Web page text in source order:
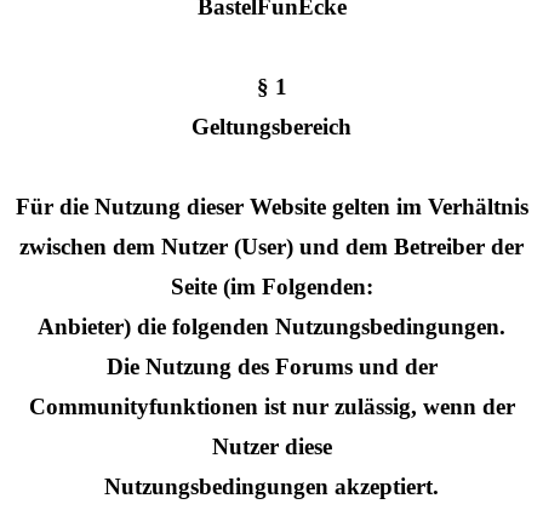
BastelFunEcke
§ 1
Geltungsbereich
Für die Nutzung dieser Website gelten im Verhältnis
zwischen dem Nutzer (User) und dem Betreiber der
Seite (im Folgenden:
Anbieter) die folgenden Nutzungsbedingungen.
Die Nutzung des Forums und der
Communityfunktionen ist nur zulässig, wenn der
Nutzer diese
Nutzungsbedingungen akzeptiert.